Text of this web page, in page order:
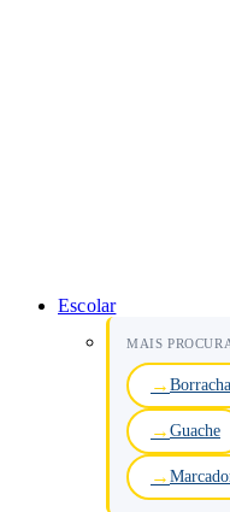
Escolar
MAIS
Guache